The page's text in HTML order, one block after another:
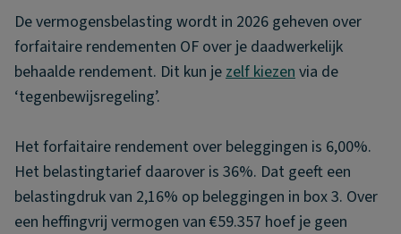
De vermogensbelasting wordt in 2026 geheven over
forfaitaire rendementen OF over je daadwerkelijk
behaalde rendement. Dit kun jezelf kiezenvia de
‘tegenbewijsregeling’.
Het forfaitaire rendement over beleggingen is 6,00%.
Het belastingtarief daarover is 36%. Dat geeft een
belastingdruk van 2,16% op beleggingen in box 3. Over
een heffingvrij vermogen van €59.357 hoef je geen